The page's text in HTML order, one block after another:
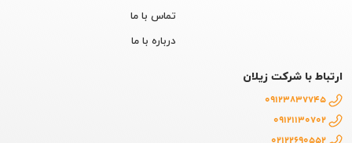
تماس با ما
درباره با ما
ارتباط با شرکت زیلان